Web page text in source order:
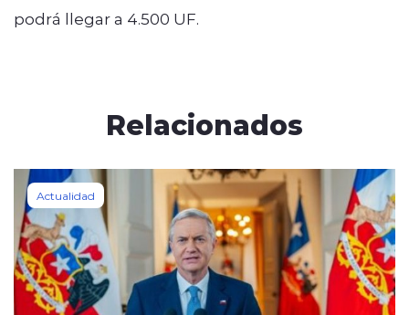
podrá llegar a 4.500 UF.
Relacionados
Actualidad